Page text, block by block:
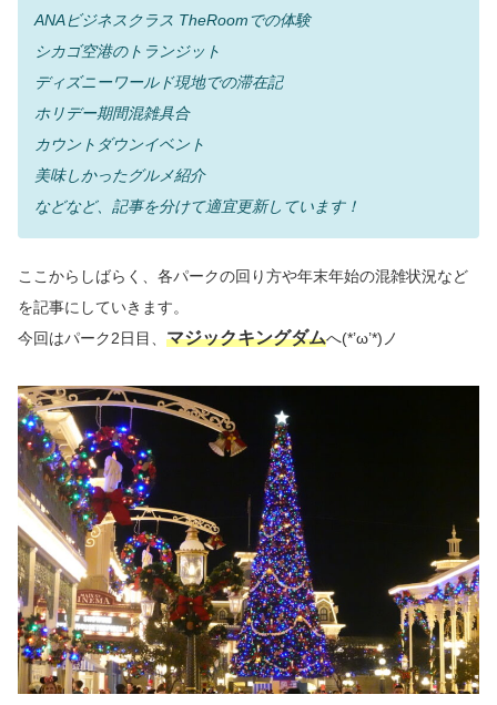
ANAビジネスクラス TheRoomでの体験
シカゴ空港のトランジット
ディズニーワールド現地での滞在記
ホリデー期間混雑具合
カウントダウンイベント
美味しかったグルメ紹介
などなど、記事を分けて適宜更新しています！
ここからしばらく、各パークの回り方や年末年始の混雑状況など
を記事にしていきます。
今回はパーク2日目、 マジックキングダムへ(*’ω’*)ノ